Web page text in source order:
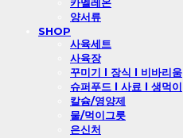
카멜레온
양서류
SHOP
사육세트
사육장
꾸미기 l 장식 l 비바리움
슈퍼푸드 l 사료 l 생먹이
칼슘/영양제
물/먹이그릇
은신처